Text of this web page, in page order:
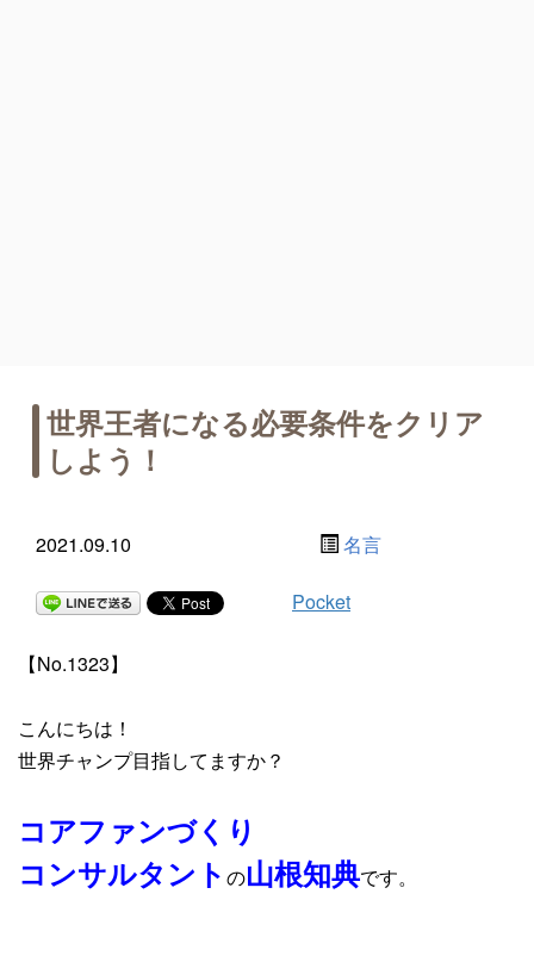
世界王者になる必要条件をクリア
しよう！
2021.09.10 名言
Pocket
【No.1323】
こんにちは！
世界チャンプ目指してますか？
コアファンづくり
コンサルタント の山根知典です。